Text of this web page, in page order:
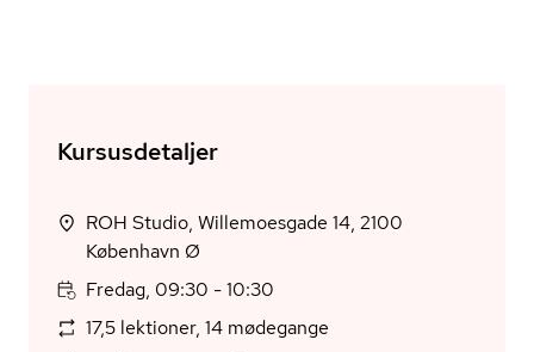
Kursusdetaljer
ROH Studio, Willemoesgade 14, 2100
København Ø
Fredag, 09:30 - 10:30
17,5 lektioner, 14 mødegange